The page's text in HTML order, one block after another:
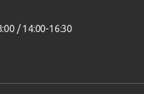
/ 14:00-16:30